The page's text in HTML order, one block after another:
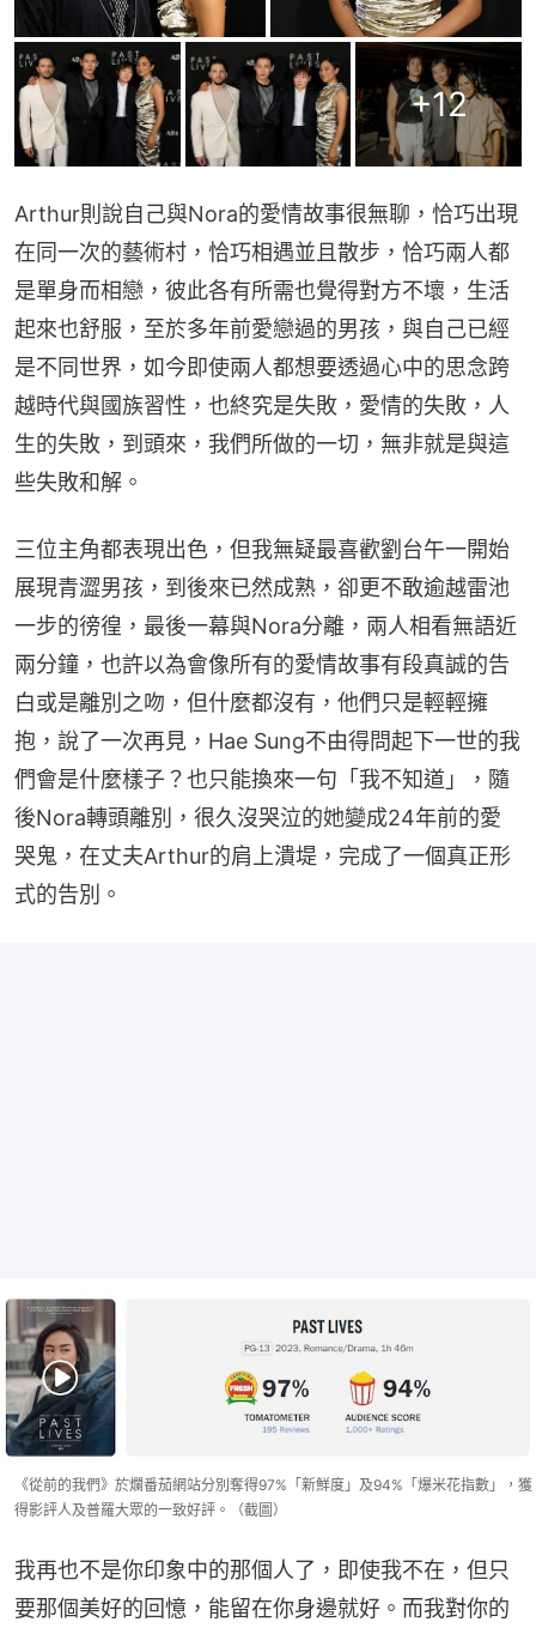
+12
Arthur則說自己與Nora的愛情故事很無聊，恰巧出現
在同一次的藝術村，恰巧相遇並且散步，恰巧兩人都
是單身而相戀，彼此各有所需也覺得對方不壞，生活
起來也舒服，至於多年前愛戀過的男孩，與自己已經
是不同世界，如今即使兩人都想要透過心中的思念跨
越時代與國族習性，也終究是失敗，愛情的失敗，人
生的失敗，到頭來，我們所做的一切，無非就是與這
些失敗和解。
三位主角都表現出色，但我無疑最喜歡劉台午一開始
展現青澀男孩，到後來已然成熟，卻更不敢逾越雷池
一步的徬徨，最後一幕與Nora分離，兩人相看無語近
兩分鐘，也許以為會像所有的愛情故事有段真誠的告
白或是離別之吻，但什麼都沒有，他們只是輕輕擁
抱，說了一次再見，Hae Sung不由得問起下一世的我
們會是什麼樣子？也只能換來一句「我不知道」，隨
後Nora轉頭離別，很久沒哭泣的她變成24年前的愛
哭鬼，在丈夫Arthur的肩上潰堤，完成了一個真正形
式的告別。
《從前的我們》於爛番茄網站分別奪得97%「新鮮度」及94%「爆米花指數」，獲
得影評人及普羅大眾的一致好評。（截圖）
我再也不是你印象中的那個人了，即使我不在，但只
要那個美好的回憶，能留在你身邊就好。而我對你的